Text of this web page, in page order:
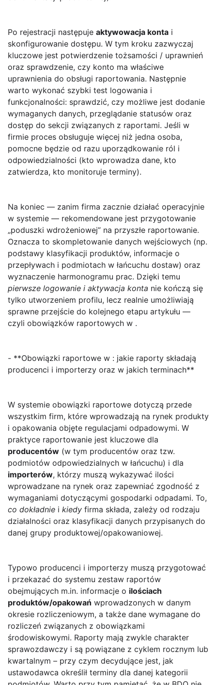
Po rejestracji następuje aktywowacja konta i
skonfigurowanie dostępu. W tym kroku zazwyczaj
kluczowe jest potwierdzenie tożsamości / uprawnień
oraz sprawdzenie, czy konto ma właściwe
uprawnienia do obsługi raportowania. Następnie
warto wykonać szybki test logowania i
funkcjonalności: sprawdzić, czy możliwe jest dodanie
wymaganych danych, przeglądanie statusów oraz
dostęp do sekcji związanych z raportami. Jeśli w
firmie proces obsługuje więcej niż jedna osoba,
pomocne będzie od razu uporządkowanie ról i
odpowiedzialności (kto wprowadza dane, kto
zatwierdza, kto monitoruje terminy).
Na koniec — zanim firma zacznie działać operacyjnie
w systemie — rekomendowane jest przygotowanie
„poduszki wdrożeniowej” na przyszłe raportowanie.
Oznacza to skompletowanie danych wejściowych (np.
podstawy klasyfikacji produktów, informacje o
przepływach i podmiotach w łańcuchu dostaw) oraz
wyznaczenie harmonogramu prac. Dzięki temu
pierwsze logowanie i aktywacja konta nie kończą się
tylko utworzeniem profilu, lecz realnie umożliwiają
sprawne przejście do kolejnego etapu artykułu —
czyli obowiązków raportowych w .
- **Obowiązki raportowe w : jakie raporty składają
producenci i importerzy oraz w jakich terminach**
W systemie obowiązki raportowe dotyczą przede
wszystkim firm, które wprowadzają na rynek produkty
i opakowania objęte regulacjami odpadowymi. W
praktyce raportowanie jest kluczowe dla
producentów (w tym producentów oraz tzw.
podmiotów odpowiedzialnych w łańcuchu) i dla
importerów, którzy muszą wykazywać ilości
wprowadzane na rynek oraz zapewniać zgodność z
wymaganiami dotyczącymi gospodarki odpadami. To,
co dokładnie i kiedy firma składa, zależy od rodzaju
działalności oraz klasyfikacji danych przypisanych do
danej grupy produktowej/opakowaniowej.
Typowo producenci i importerzy muszą przygotować
i przekazać do systemu zestaw raportów
obejmujących m.in. informacje o ilościach
produktów/opakowań wprowadzonych w danym
okresie rozliczeniowym, a także dane wymagane do
rozliczeń związanych z obowiązkami
środowiskowymi. Raporty mają zwykle charakter
sprawozdawczy i są powiązane z cyklem rocznym lub
kwartalnym – przy czym decydujące jest, jak
ustawodawca określił terminy dla danej kategorii